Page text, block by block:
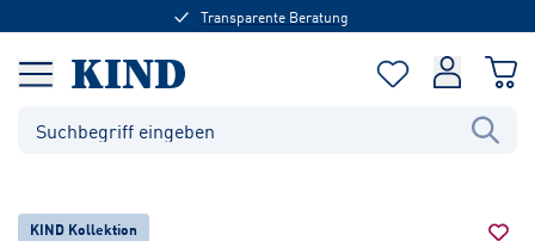
Transparente Beratung
KIND Kollektion